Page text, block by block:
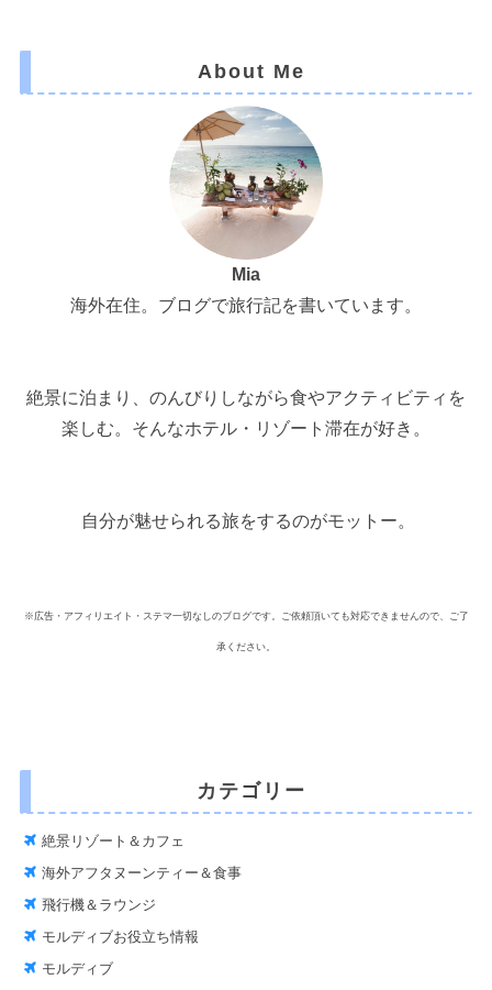
About Me
Mia
海外在住。ブログで旅行記を書いています。
絶景に泊まり、のんびりしながら食やアクティビティを
楽しむ。そんなホテル・リゾート滞在が好き。
自分が魅せられる旅をするのがモットー。
※広告・アフィリエイト・ステマ一切なしのブログです。ご依頼頂いても対応できませんので、ご了
承ください。
カテゴリー
絶景リゾート＆カフェ
海外アフタヌーンティー＆食事
飛行機＆ラウンジ
モルディブお役立ち情報
モルディブ